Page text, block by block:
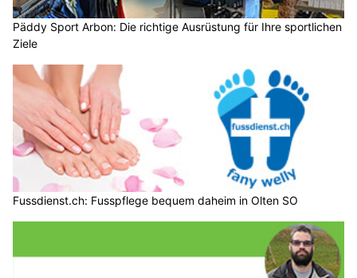
Päddy Sport Arbon: Die richtige Ausrüstung für Ihre sportlichen
Ziele
Fussdienst.ch: Fusspflege bequem daheim in Olten SO